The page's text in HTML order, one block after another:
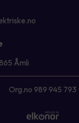
Åmli
Org.no 989 945 793